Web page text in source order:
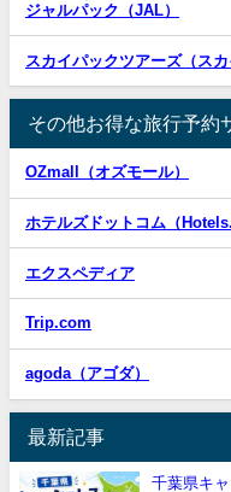
ジャルパック（JAL）
スカイパックツアーズ（スカ
その他お得な旅行予約
OZmall（オズモール）
ホテルズドットコム（
エクスペディア
Trip.com
agoda（アゴダ）
最新記事
千葉県キ